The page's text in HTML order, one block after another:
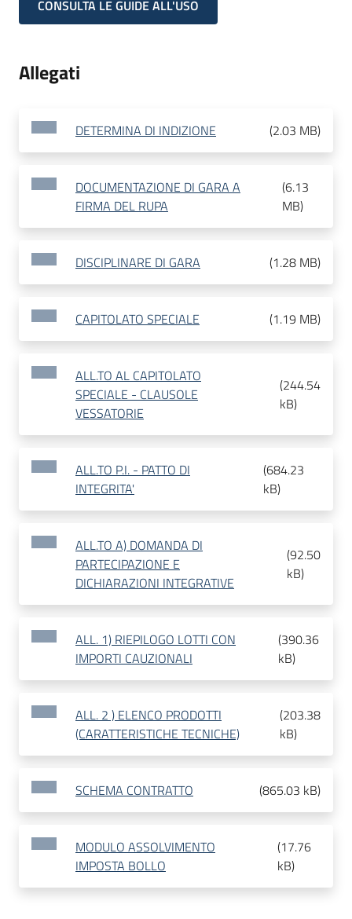
CONSULTA LE GUIDE ALL'USO
Allegati
DETERMINA DI INDIZIONE (2.03 MB)
DOCUMENTAZIONE DI GARA A
FIRMA DEL RUPA
(6.13
MB)
DISCIPLINARE DI GARA (1.28 MB)
CAPITOLATO SPECIALE (1.19 MB)
ALL.TO AL CAPITOLATO
SPECIALE - CLAUSOLE
VESSATORIE
(244.54
kB)
ALL.TO P.I. - PATTO DI
INTEGRITA'
(684.23
kB)
ALL.TO A) DOMANDA DI
PARTECIPAZIONE E
DICHIARAZIONI INTEGRATIVE
(92.50
kB)
ALL. 1) RIEPILOGO LOTTI CON
IMPORTI CAUZIONALI
(390.36
kB)
ALL. 2 ) ELENCO PRODOTTI
(CARATTERISTICHE TECNICHE)
(203.38
kB)
SCHEMA CONTRATTO (865.03 kB)
MODULO ASSOLVIMENTO
IMPOSTA BOLLO
(17.76
kB)